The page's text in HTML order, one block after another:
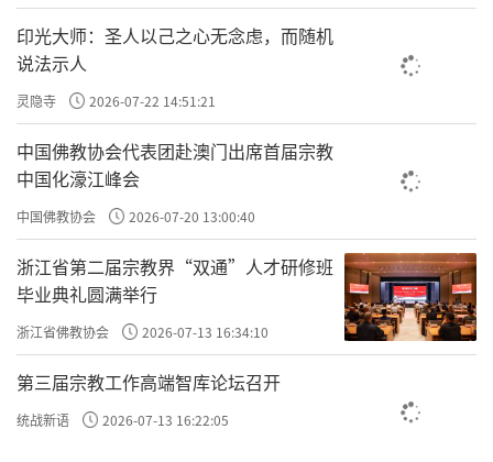
须发，着三法衣，出家学道的话，便可以免堕
地狱的苦报。」阿难尊者立刻说：「我能使毘
罗先长者出家修道！」
于是，阿难尊者辞别世尊来到长者家门前
伫候，长者远远看见尊者到来，立即向前迎请
上座，阿难尊者遂告诉长者：「我今天亲耳听
闻世尊预言，你将于七日后命终，堕入涕哭地
狱受苦。」长者听到了这样的恶讯，心惊胆
颤、毛骨悚然，问道：「有没有什么方法可以
让我在七日后躲过死劫呢？」阿难尊者摇头：
「没有方法可免命终。」长者又再问：「那有
没有办法可以让我不要堕入涕哭地狱呢？」
印光大师：圣人以己之心无念虑，而随机
说法示人
灵隐寺 2026-07-22 14:51:21
中国佛教协会代表团赴澳门出席首届宗教
中国化濠江峰会
中国佛教协会 2026-07-20 13:00:40
浙江省第二届宗教界“双通”人才研修班
毕业典礼圆满举行
浙江省佛教协会 2026-07-13 16:34:10
第三届宗教工作高端智库论坛召开
统战新语 2026-07-13 16:22:05